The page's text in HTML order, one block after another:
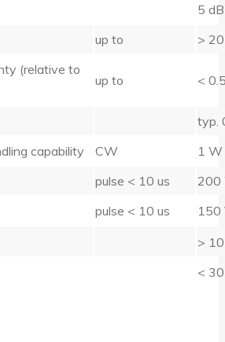
5 dB
up to
>
(relative to
up to <
typ.
capability
CW
1 W
pulse < 10 us
200
pulse < 10 us
150
>
<